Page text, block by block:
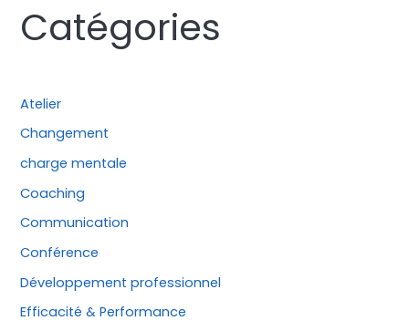
Catégories
Atelier
Changement
charge mentale
Coaching
Communication
Conférence
Développement professionnel
Efficacité & Performance